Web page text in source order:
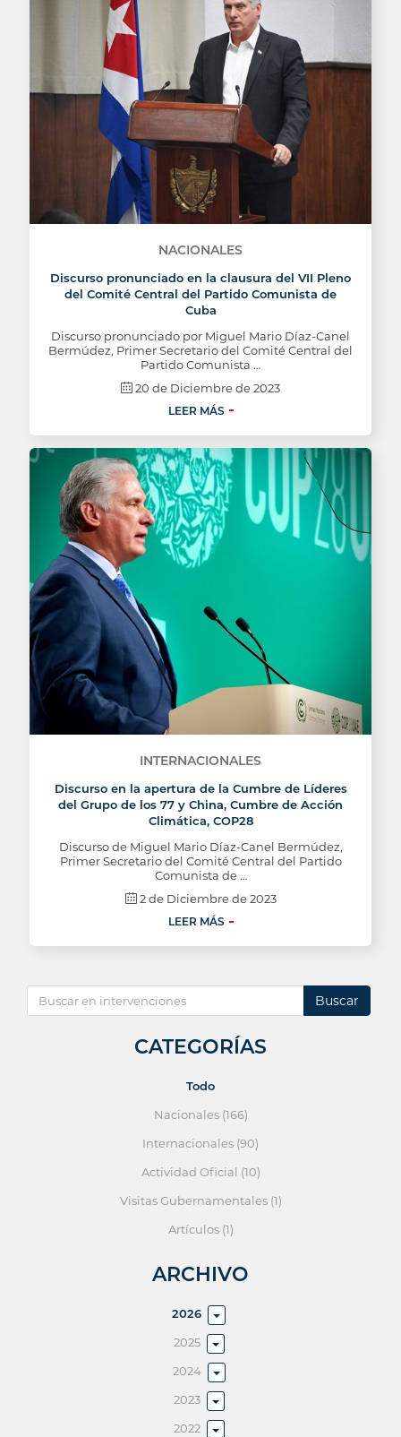
NACIONALES
Discurso pronunciado en la clausura del VII Pleno
del Comité Central del Partido Comunista de
Cuba
Discurso pronunciado por Miguel Mario Díaz-Canel
Bermúdez, Primer Secretario del Comité Central del
Partido Comunista …
20 de Diciembre de 2023
LEER MÁS
INTERNACIONALES
Discurso en la apertura de la Cumbre de Líderes
del Grupo de los 77 y China, Cumbre de Acción
Climática, COP28
Discurso de Miguel Mario Díaz-Canel Bermúdez,
Primer Secretario del Comité Central del Partido
Comunista de …
2 de Diciembre de 2023
LEER MÁS
Buscar
CATEGORÍAS
Todo
Nacionales (166)
Internacionales (90)
Actividad Oficial (10)
Visitas Gubernamentales (1)
Artículos (1)
ARCHIVO
2026
2025
2024
2023
2022